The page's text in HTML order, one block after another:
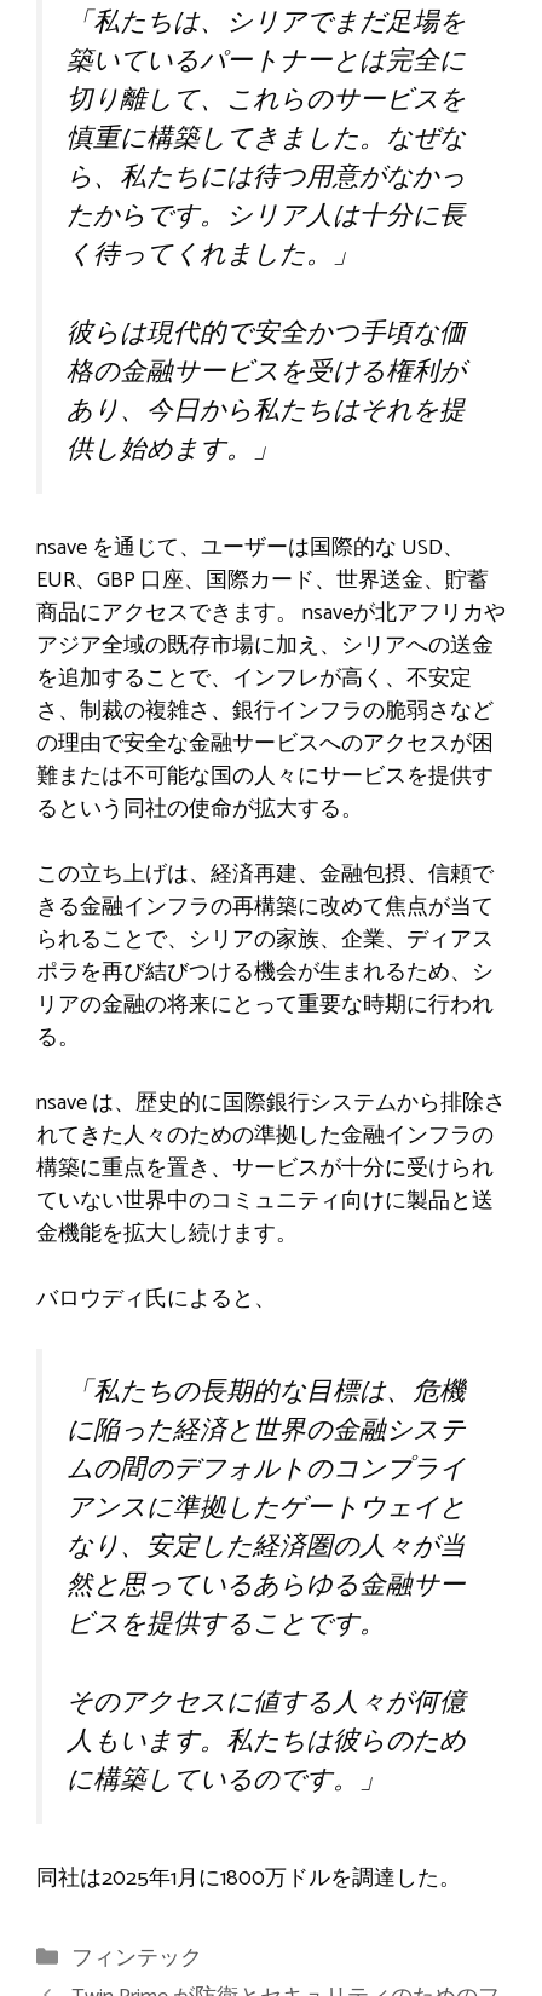
「私たちは、シリアでまだ足場を
築いているパートナーとは完全に
切り離して、これらのサービスを
慎重に構築してきました。なぜな
ら、私たちには待つ用意がなかっ
たからです。シリア人は十分に長
く待ってくれました。」
彼らは現代的で安全かつ手頃な価
格の金融サービスを受ける権利が
あり、今日から私たちはそれを提
供し始めます。」
nsave を通じて、ユーザーは国際的な USD、
EUR、GBP 口座、国際カード、世界送金、貯蓄
商品にアクセスできます。 nsaveが北アフリカや
アジア全域の既存市場に加え、シリアへの送金
を追加することで、インフレが高く、不安定
さ、制裁の複雑さ、銀行インフラの脆弱さなど
の理由で安全な金融サービスへのアクセスが困
難または不可能な国の人々にサービスを提供す
るという同社の使命が拡大する。
この立ち上げは、経済再建、金融包摂、信頼で
きる金融インフラの再構築に改めて焦点が当て
られることで、シリアの家族、企業、ディアス
ポラを再び結びつける機会が生まれるため、シ
リアの金融の将来にとって重要な時期に行われ
る。
nsave は、歴史的に国際銀行システムから排除さ
れてきた人々のための準拠した金融インフラの
構築に重点を置き、サービスが十分に受けられ
ていない世界中のコミュニティ向けに製品と送
金機能を拡大し続けます。
バロウディ氏によると、
「私たちの長期的な目標は、危機
に陥った経済と世界の金融システ
ムの間のデフォルトのコンプライ
アンスに準拠したゲートウェイと
なり、安定した経済圏の人々が当
然と思っているあらゆる金融サー
ビスを提供することです。
そのアクセスに値する人々が何億
人もいます。私たちは彼らのため
に構築しているのです。」
同社は2025年1月に1800万ドルを調達した。
カ
テ
フィンテック